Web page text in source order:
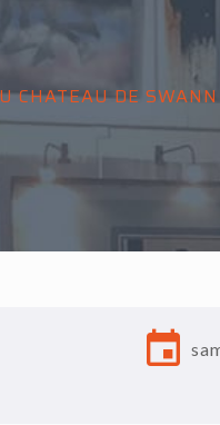
CHATEAU DE SWANN